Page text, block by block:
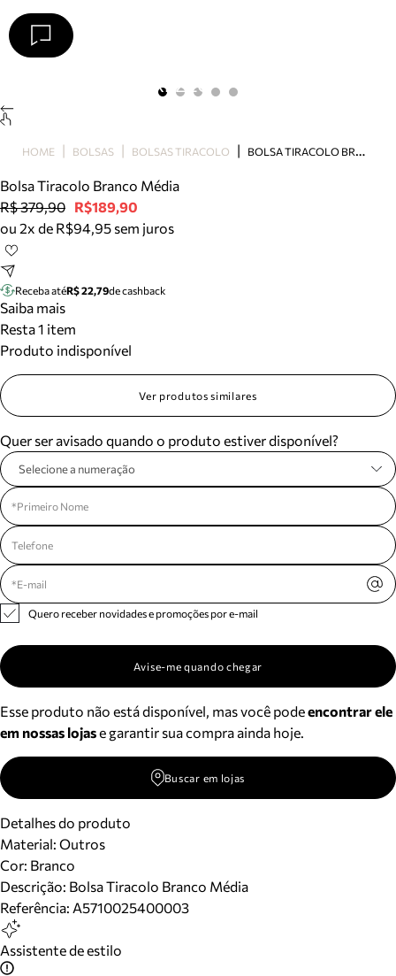
Papete
Scarpin
Mocassim
Bolsa
Tênis
Mule
Rasteira
Precisa de ajuda?
Tire dúvidas sobre pedidos, devoluções e mais.
Arezzo
HOME BOLSAS BOLSAS TIRACOLO B
OLSA TIRACOLO BRANCO MÉDIA
Bolsa Tiracolo Branco Média
R$ 379,90 R$189,90
ou 2x de R$94,95 sem juros
Receba atéR$ 22,79de cashback
Saiba mais
Resta 1 item
Produto indisponível
Ver produtos similares
Quer ser avisado quando o produto estiver disponível?
Selecione a numeração
Quero receber novidades e promoções por e-mail
Avise-me quando chegar
Esse produto não está disponível, mas você podeencontrar ele
em nossas lojase garantir sua compra ainda hoje.
Buscar em lojas
Detalhes do produto
Material: Outros
Cor: Branco
Descrição: Bolsa Tiracolo Branco Média
Referência: A5710025400003
Assistente de estilo